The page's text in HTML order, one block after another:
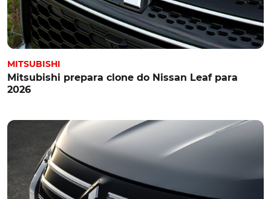
MITSUBISHI
Mitsubishi prepara clone do Nissan Leaf para
2026